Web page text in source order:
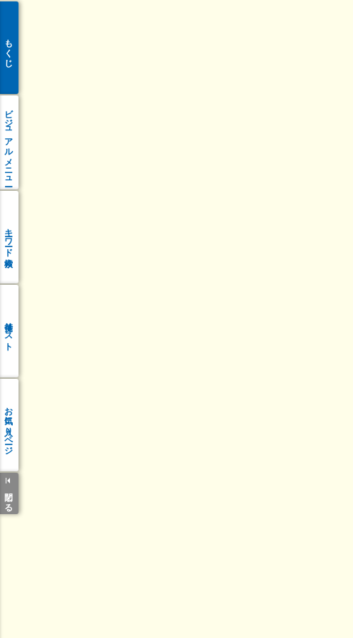
もくじ
ビジュアル
メニュー
キーワード
リスト
お気に入り
ページ
閉じる